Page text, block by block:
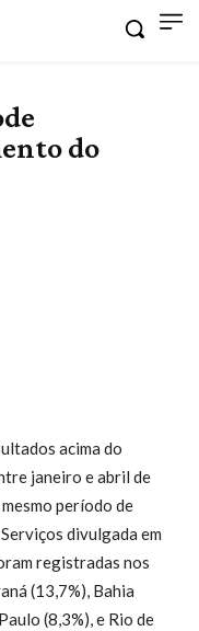
do
acima do
janeiro e abril de
período de
divulgada em
registradas nos
(13,7%), Bahia
(8,3%), e Rio de